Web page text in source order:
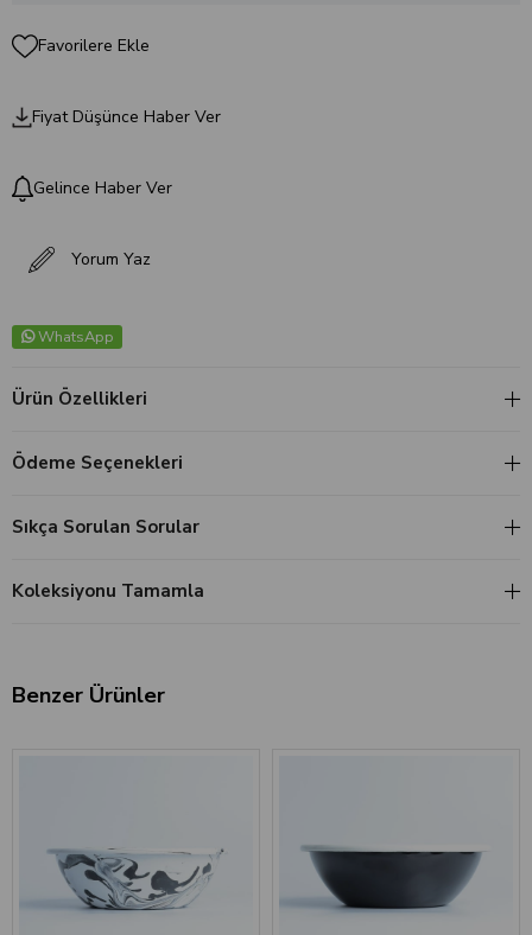
Favorilere Ekle
Fiyat Düşünce Haber Ver
Gelince Haber Ver
Yorum Yaz
WhatsApp
Ürün Özellikleri
Ödeme Seçenekleri
Sıkça Sorulan Sorular
Koleksiyonu Tamamla
Benzer Ürünler